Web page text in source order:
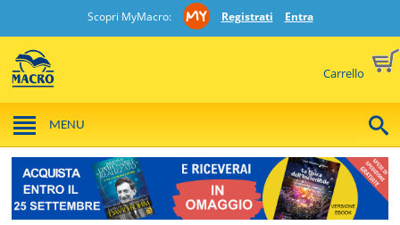
Scopri MyMacro: Registrati Entra
Carrello
MENU